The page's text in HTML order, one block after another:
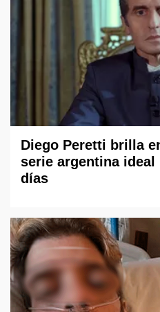
Diego Peretti brilla
serie argentina ideal
días